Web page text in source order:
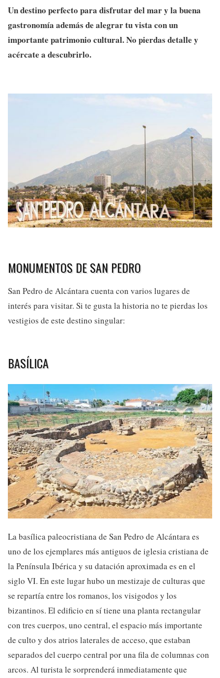
Un destino perfecto para disfrutar del mar y la buena
gastronomía además de alegrar tu vista con un
importante patrimonio cultural. No pierdas detalle y
acércate a descubrirlo.
MONUMENTOS DE SAN PEDRO
San Pedro de Alcántara cuenta con varios lugares de
interés para visitar. Si te gusta la historia no te pierdas los
vestigios de este destino singular:
BASÍLICA
La basílica paleocristiana de San Pedro de Alcántara es
uno de los ejemplares más antiguos de iglesia cristiana de
la Península Ibérica y su datación aproximada es en el
siglo VI. En este lugar hubo un mestizaje de culturas que
se repartía entre los romanos, los visigodos y los
bizantinos. El edificio en sí tiene una planta rectangular
con tres cuerpos, uno central, el espacio más importante
de culto y dos atrios laterales de acceso, que estaban
separados del cuerpo central por una fila de columnas con
arcos. Al turista le sorprenderá inmediatamente que